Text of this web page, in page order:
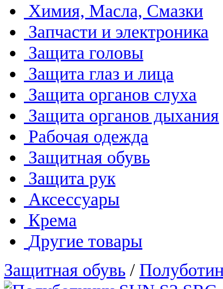
Химия, Масла, Смазки
Запчасти и электроника
Защита головы
Защита глаз и лица
Защита органов слуха
Защита органов дыхания
Рабочая одежда
Защитная обувь
Защита рук
Аксессуары
Крема
Другие товары
Защитная обувь /